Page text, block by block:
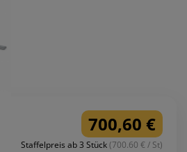
700,60 €
Staffelpreis ab 3 Stück(700.60 € / St)